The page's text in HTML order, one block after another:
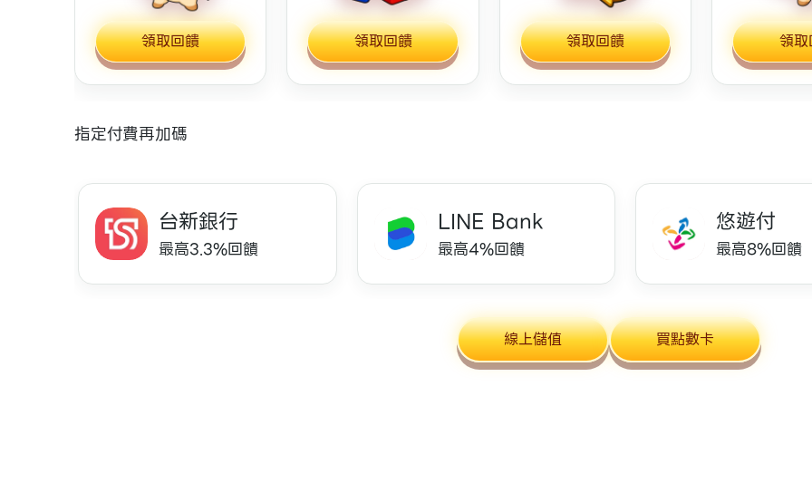
領取回饋 領取回饋 領取回饋 領
指定付費再加碼
台新銀行
最高3.3%回饋
LINE Bank
最高4%回饋
悠遊付
最高8%回饋
線上儲值 買點數卡